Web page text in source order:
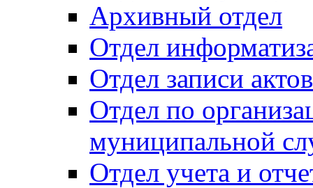
Архивный отдел
Отдел
Отдел записи
Отдел по
муниципальной
Отдел учета и